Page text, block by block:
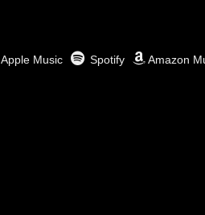
Apple Music Spotify Amazon